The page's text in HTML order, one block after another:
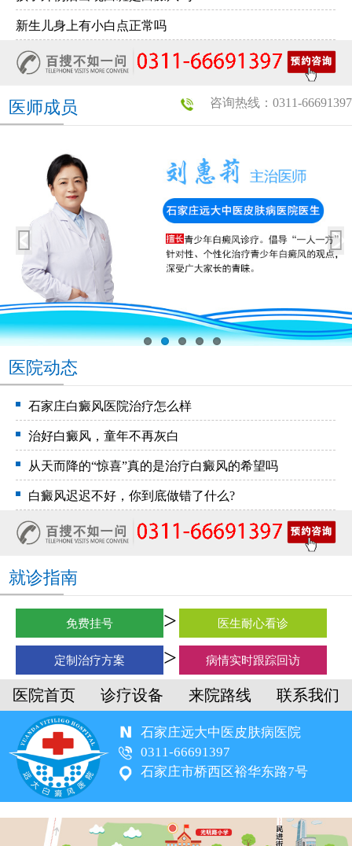
新生儿身上有小白点正常吗
咨询热线：0311-66691397
医师成员
医院动态
石家庄白癜风医院治疗怎么样
治好白癜风，童年不再灰白
从天而降的“惊喜”真的是治疗白癜风的希望吗
白癜风迟迟不好，你到底做错了什么?
就诊指南
免费挂号 医生耐心看诊
定制治疗方案 病情实时跟踪回访
医院首页 诊疗设备 来院路线 联系我们
石家庄远大中医皮肤病医院
0311-66691397
石家庄市桥西区裕华东路7号